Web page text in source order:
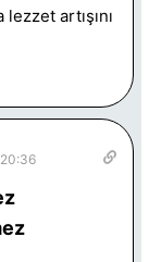
artışını